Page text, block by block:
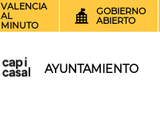
VALENCIA
AL
MINUTO
GOBIERNO
ABIERTO
AYUNTAMIENTO